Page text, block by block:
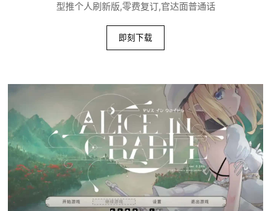
型推个人刷新版,零费复订,官达面普通话
即刻下载